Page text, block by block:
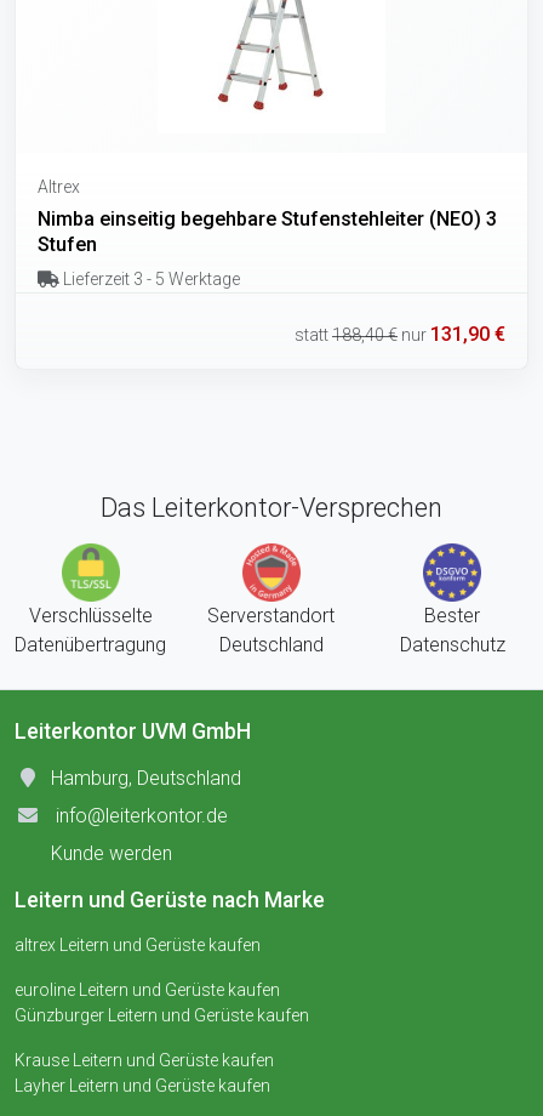
Altrex
Nimba einseitig begehbare Stufenstehleiter (NEO) 3
Stufen
Lieferzeit 3 - 5 Werktage
statt188,40 € nur 131,90 €
Das Leiterkontor-Versprechen
Verschlüsselte
Datenübertragung
Serverstandort
Deutschland
Bester
Datenschutz
Leiterkontor UVM GmbH
Hamburg, Deutschland
info@leiterkontor.de
Kunde werden
Leitern und Gerüste nach Marke
altrex Leitern und Gerüste kaufen
euroline Leitern und Gerüste kaufen
Günzburger Leitern und Gerüste kaufen
Krause Leitern und Gerüste kaufen
Layher Leitern und Gerüste kaufen